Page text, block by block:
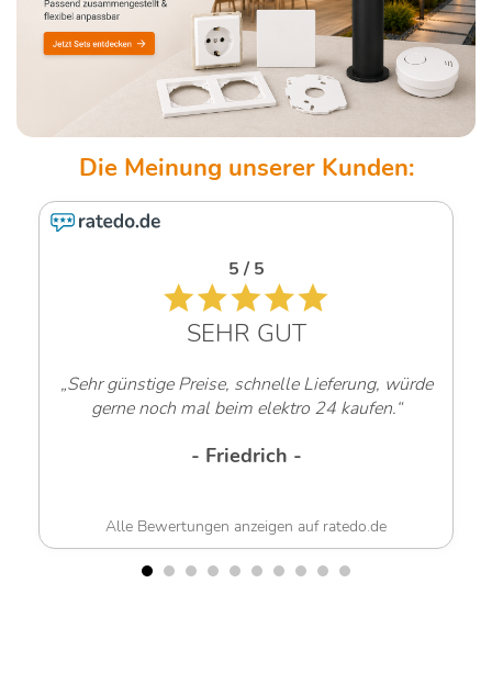
SEHR GUT
günstige Preise, schnelle Lieferung, würde
gerne noch mal beim elektro 24 kaufen.“
- Friedrich -
Alle Bewertungen anzeigen auf ratedo.de